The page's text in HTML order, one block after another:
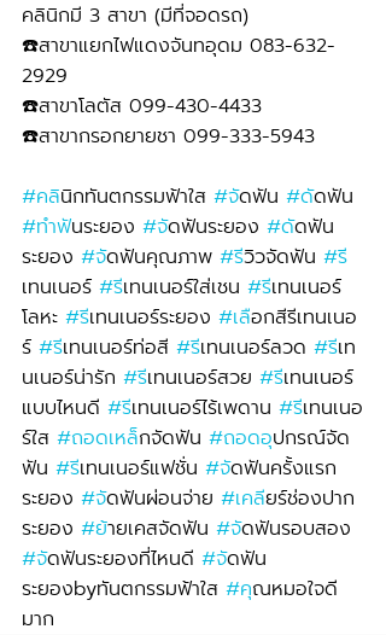
คลินิกมี 3 สาขา (มีที่จอดรถ)
☎️สาขาแยกไฟแดงจันทอุดม 083-632-
2929
☎️สาขาโลตัส 099-430-4433
☎️สาขากรอกยายชา 099-333-5943
#คลินิกทันตกรรมฟ้าใส #จัดฟัน #ดัดฟัน
#ทำฟันระยอง #จัดฟันระยอง #ดัดฟัน
ระยอง #จัดฟันคุณภาพ #รีวิวจัดฟัน #ร
เทนเนอร์ #รีเทนเนอร์ใส่เชน #รีเทนเนอร์
โลหะ #รีเทนเนอร์ระยอง #เลือกสีรีเทนเนอ
ร์ #รีเทนเนอร์ท่อสี #รีเทนเนอร์ลวด #รีเท
นเนอร์น่ารัก #รีเทนเนอร์สวย #รีเทนเนอร์
แบบไหนดี #รีเทนเนอร์ไร้เพดาน #รีเทนเนอ
ร์ใส #ถอดเหล็กจัดฟัน #ถอดอุปกรณ์จัด
ฟัน #รีเทนเนอร์แฟชั่น #จัดฟันครั้งแรก
ระยอง #จัดฟันผ่อนจ่าย #เคลียร์ช่องปาก
ระยอง #ย้ายเคสจัดฟัน #จัดฟันรอบสอง
#จัดฟันระยองที่ไหนดี #จัดฟัน
ระยองbyทันตกรรมฟ้าใส #คุณหมอใจดี
มาก